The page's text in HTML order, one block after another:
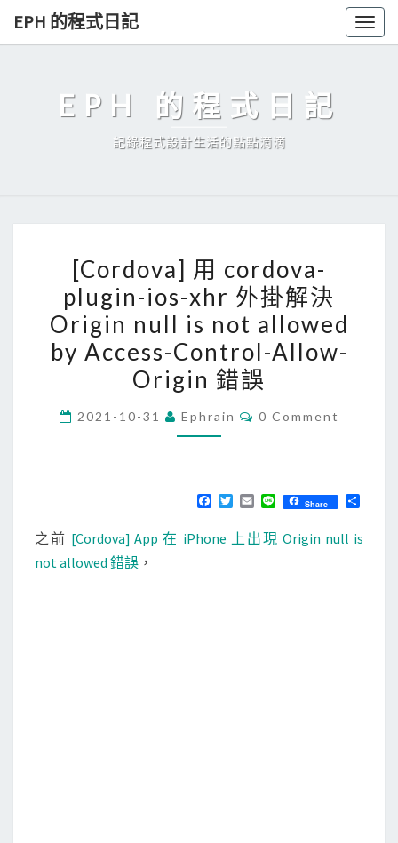
Skip
EPH 的程式日記
EPH 的程式日記
記錄程式設計生活的點點滴滴
C
o
r
d
v
a
]
c
o
r
[Cordova] 用 cordova-
plugin-ios-xhr 外掛解決
Origin null is not allowed
by Access-Control-Allow-
Origin 錯誤
2021-10-31 Ephrain
C
T
S
0 Comment
e
t
E
a
i
n
e
Share
之前 [Cordova] App 在 iPhone 上出現 Origin null is
not allowed 錯誤 ，